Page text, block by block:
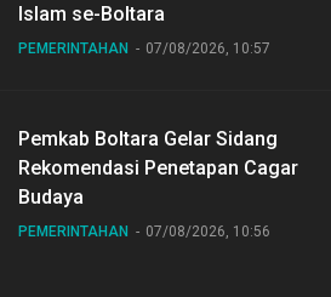
Islam se-Boltara
PEMERINTAHAN 07/08/2026, 10:57
Pemkab Boltara Gelar Sidang
Rekomendasi Penetapan Cagar
Budaya
PEMERINTAHAN 07/08/2026, 10:56